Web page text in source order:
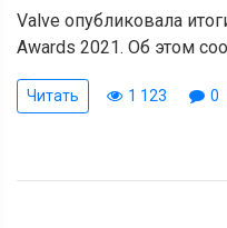
Valve опубликовала
Awards 2021. Об этом
Читать 1 123 0